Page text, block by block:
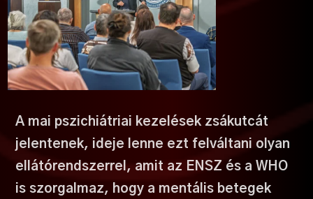
A mai pszichiátriai kezelések zsákutcát
jelentenek, ideje l enne ezt felváltani olyan
ellátórendszerrel, amit az ENSZ és a WHO
is szorgalmaz, hogy a mentális betegek